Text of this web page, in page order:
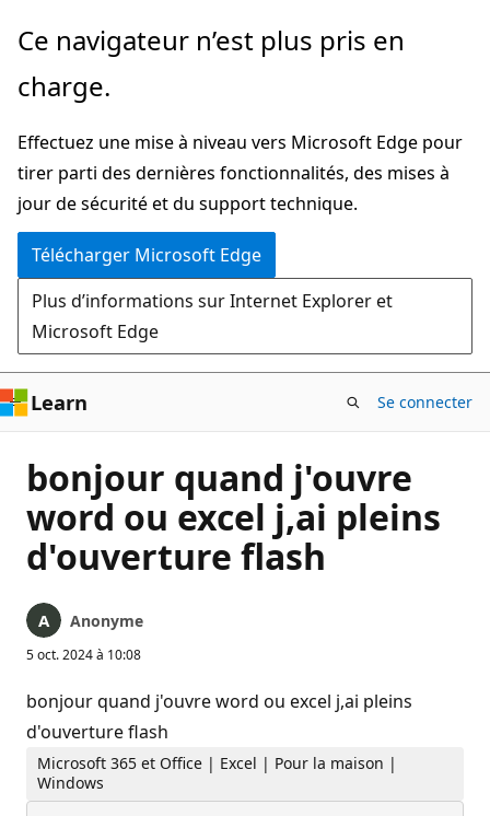
Passer
directement
au
principal
Ce navigateur n’est plus pris en
charge.
Effectuez une mise à niveau vers Microsoft Edge pour
tirer parti des dernières fonctionnalités, des mises à
jour de sécurité et du support technique.
Télécharger Microsoft Edge
Plus d’informations sur Internet Explorer et
Microsoft Edge
Learn Se connecter
bonjour quand j'ouvre
word ou excel j,ai pleins
d'ouverture flash
Anonyme
5 oct. 2024 à 10:08
bonjour quand j'ouvre word ou excel j,ai pleins
d'ouverture flash
Microsoft 365 et Office | Excel | Pour la maison |
Windows